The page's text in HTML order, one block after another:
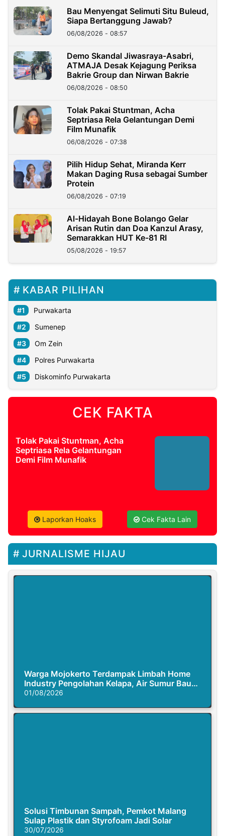
Bau Menyengat Selimuti Situ Buleud,
Siapa Bertanggung Jawab?
06/08/2026 - 08:57
Demo Skandal Jiwasraya-Asabri,
ATMAJA Desak Kejagung Periksa
Bakrie Group dan Nirwan Bakrie
06/08/2026 - 08:50
Tolak Pakai Stuntman, Acha
Septriasa Rela Gelantungan Demi
Film Munafik
06/08/2026 - 07:38
Pilih Hidup Sehat, Miranda Kerr
Makan Daging Rusa sebagai Sumber
Protein
06/08/2026 - 07:19
Al-Hidayah Bone Bolango Gelar
Arisan Rutin dan Doa Kanzul Arasy,
Semarakkan HUT Ke-81 RI
05/08/2026 - 19:57
KABAR PILIHAN
Purwakarta
Sumenep
Om Zein
Polres Purwakarta
Diskominfo Purwakarta
CEK FAKTA
Tolak Pakai Stuntman, Acha
Septriasa Rela Gelantungan
Demi Film Munafik
Laporkan Hoaks Cek Fakta Lain
JURNALISME HIJAU
Warga Mojokerto Terdampak Limbah Home
Industry Pengolahan Kelapa, Air Sumur Bau
Busuk
01/08/2026
Solusi Timbunan Sampah, Pemkot Malang
Sulap Plastik dan Styrofoam Jadi Solar
30/07/2026